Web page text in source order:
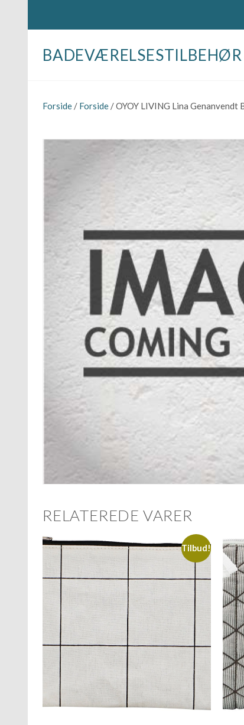
BADEVÆRELSESTILBEHØR
Forside / Forside / OYOY LIVING Lina Genanvendt
RELATEREDE VARER
Tilbud!